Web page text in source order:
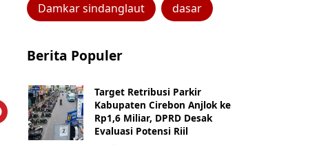
Damkar sindanglaut dasar
Berita Populer
Target Retribusi Parkir
Kabupaten Cirebon Anjlok ke
Rp1,6 Miliar, DPRD Desak
Evaluasi Potensi Riil